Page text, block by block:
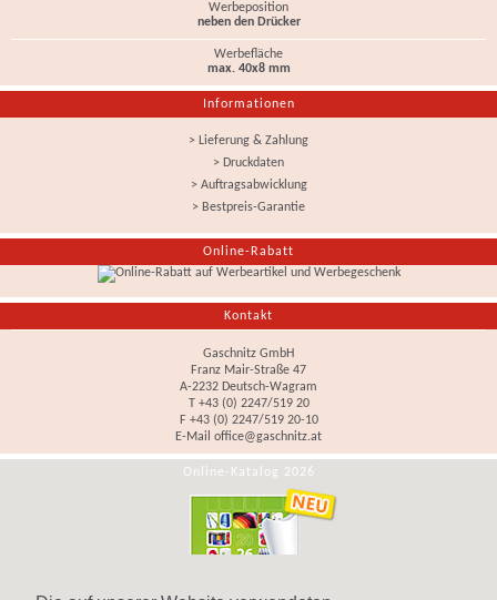
Werbeposition
neben den Drücker
Werbefläche
max. 40x8 mm
Informationen
> Lieferung & Zahlung
> Druckdaten
> Auftragsabwicklung
> Bestpreis-Garantie
Online-Rabatt
Kontakt
Gaschnitz GmbH
Franz Mair-Straße 47
A-2232 Deutsch-Wagram
T +43 (0) 2247/519 20
F +43 (0) 2247/519 20-10
E-Mail office@gaschnitz.at
Online-Katalog 2026